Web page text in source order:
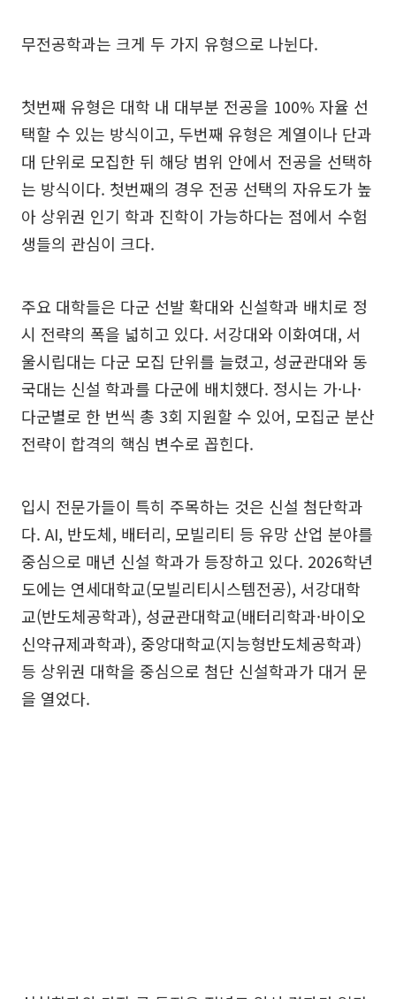
무전공학과는 크게 두 가지 유형으로 나뉜다.
첫번째 유형은 대학 내 대부분 전공을 100% 자율 선
택할 수 있는 방식이고, 두번째 유형은 계열이나 단과
대 단위로 모집한 뒤 해당 범위 안에서 전공을 선택하
는 방식이다. 첫번째의 경우 전공 선택의 자유도가 높
아 상위권 인기 학과 진학이 가능하다는 점에서 수험
생들의 관심이 크다.
주요 대학들은 다군 선발 확대와 신설학과 배치로 정
시 전략의 폭을 넓히고 있다. 서강대와 이화여대, 서
울시립대는 다군 모집 단위를 늘렸고, 성균관대와 동
국대는 신설 학과를 다군에 배치했다. 정시는 가·나·
다군별로 한 번씩 총 3회 지원할 수 있어, 모집군 분산
전략이 합격의 핵심 변수로 꼽힌다.
입시 전문가들이 특히 주목하는 것은 신설 첨단학과
다. AI, 반도체, 배터리, 모빌리티 등 유망 산업 분야를
중심으로 매년 신설 학과가 등장하고 있다. 2026학년
도에는 연세대학교(모빌리티시스템전공), 서강대학
교(반도체공학과), 성균관대학교(배터리학과·바이오
신약규제과학과), 중앙대학교(지능형반도체공학과)
등 상위권 대학을 중심으로 첨단 신설학과가 대거 문
을 열었다.